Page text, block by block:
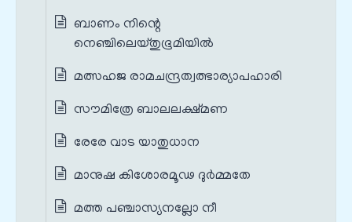
ബാണം നിന്റെ
നെഞ്ചിലെയ്തുഭൂമിയില്‍
മത്സഹജ രാമചന്ദ്രത്വത്ഭാര്യാപഹാരി
സൗമിത്രേ ബാലലക്ഷ്മണ
രേരേ വാട യാതുധാന
മാനുഷ കിശോരമൂഢ ദുര്‍മ്മതേ
മത്ത പഞ്ചാസ്യനല്ലോ നീ